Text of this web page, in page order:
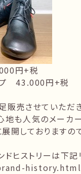
円+税
プ 43.000円+税
販売させていただ
地も人気のメーカー
開しておりますの
ヒストリーは下記
history.html